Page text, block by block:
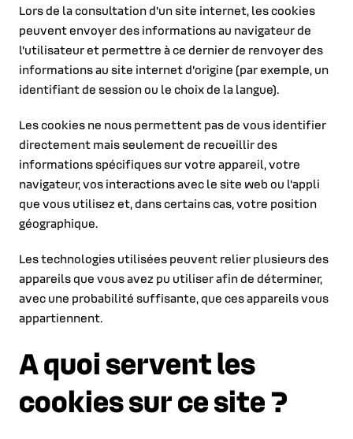
Lors de la consultation d'un site internet, les cookies
peuvent envoyer des informations au navigateur de
l'utilisateur et permettre à ce dernier de renvoyer des
informations au site internet d'origine (par exemple, un
identifiant de session ou le choix de la langue).
Les cookies ne nous permettent pas de vous identifier
directement mais seulement de recueillir des
informations spécifiques sur votre appareil, votre
navigateur, vos interactions avec le site web ou l'appli
que vous utilisez et, dans certains cas, votre position
géographique.
Les technologies utilisées peuvent relier plusieurs des
appareils que vous avez pu utiliser afin de déterminer,
avec une probabilité suffisante, que ces appareils vous
appartiennent.
A quoi servent les
cookies sur ce site ?